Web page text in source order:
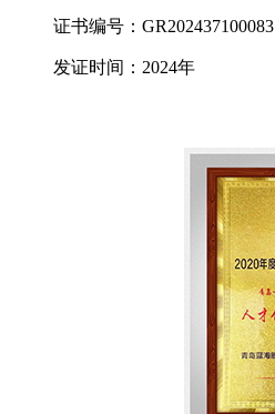
证书编号：GR202437100083
发证时间：2024年